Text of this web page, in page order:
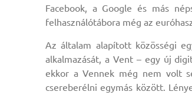
Facebook, a Google és más
felhasználótábora még az
Az általam alapított közösségi
alkalmazását, a Vent – egy új
ekkor a Vennek még nem volt
csereberélni egymás között.